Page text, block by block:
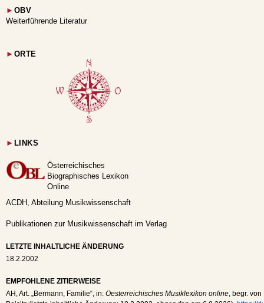
► OBV
Weiterführende Literatur
► ORTE
► LINKS
Österreichisches
Biographisches Lexikon
Online
ACDH, Abteilung Musikwissenschaft
Publikationen zur Musikwissenschaft im Verlag
LETZTE INHALTLICHE ÄNDERUNG
18.2.2002
EMPFOHLENE ZITIERWEISE
AH , Art. „Bermann, Familie“, in: Oesterreichisches Musiklexikon online , begr.